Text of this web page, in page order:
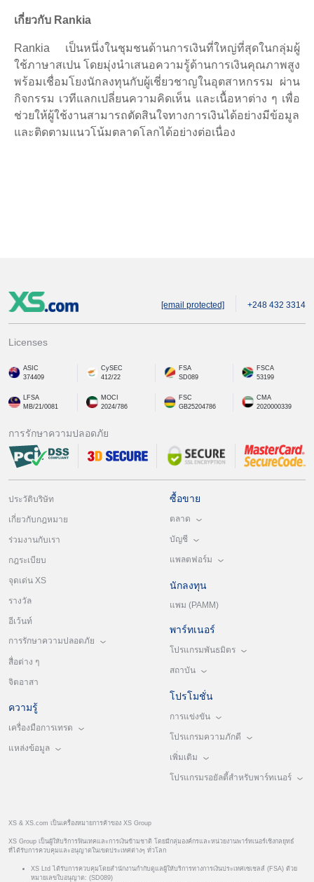
เกี่ยวกับ Rankia
Rankia เป็นหนึ่งในชุมชนด้านการเงินที่ใหญ่ที่สุดในกลุ่มผู้
ใช้ภาษาสเปน โดยมุ่งนำเสนอความรู้ด้านการเงินคุณภาพสูง
พร้อมเชื่อมโยงนักลงทุนกับผู้เชี่ยวชาญในอุตสาหกรรม ผ่าน
กิจกรรม เวทีแลกเปลี่ยนความคิดเห็น และเนื้อหาต่าง ๆ เพื่อ
ช่วยให้ผู้ใช้งานสามารถตัดสินใจทางการเงินได้อย่างมีข้อมูล
และติดตามแนวโน้มตลาดโลกได้อย่างต่อเนื่อง
[email protected] +248 432 3314
Licenses
ASIC
374409
CySEC
412/22
FSA
SD089
FSCA
53199
LFSA
MB/21/0081
MOCI
2024/786
FSC
GB25204786
CMA
2020000339
การรักษาความปลอดภัย
ประวัติบริษัท
เกี่ยวกับกฎหมาย
ร่วมงานกับเรา
กฎระเบียบ
จุดเด่น XS
รางวัล
อีเว้นท์
การรักษาความปลอดภัย
สื่อต่าง ๆ
จิตอาสา
ความรู้
เครื่องมือการเทรด
แหล่งข้อมูล
ซื้อขาย
ตลาด
บัญชี
แพลตฟอร์ม
นักลงทุน
แพม (PAMM)
พาร์ทเนอร์
โปรแกรมพันธมิตร
สถาบัน
โปรโมชั่น
การแข่งขัน
โปรแกรมความภักดี
เพิ่มเติม
โปรแกรมรอยัลตี้สำหรับพาร์ทเนอร์
XS & XS.com เป็นเครื่องหมายการค้าของ XS Group
XS Group เป็นผู้ให้บริการฟินเทคและการเงินข้ามชาติ โดยมีกลุ่มองค์กรและหน่วยงานพาร์ทเนอร์เชิงกลยุทธ์
ที่ได้รับการควบคุมและอนุญาตในเขตประเทศต่างๆ ทั่วโลก
XS Ltd ได้รับการควบคุมโดยสำนักงานกำกับดูแลผู้ให้บริการทางการเงินประเทศเซเชลส์ (FSA) ด้วย
หมายเลขใบอนุญาต: (SD089)